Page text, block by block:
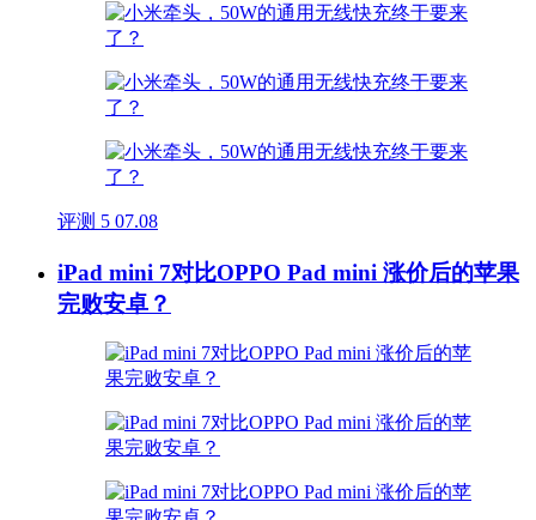
评测 5 07.08
iPad mini 7对比OPPO Pad mini 涨价后的苹果
完败安卓？